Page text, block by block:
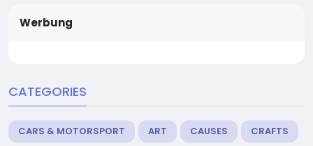
Werbung
CATEGORIES
CARS & MOTORSPORT ART CAUSES
CRAFTS